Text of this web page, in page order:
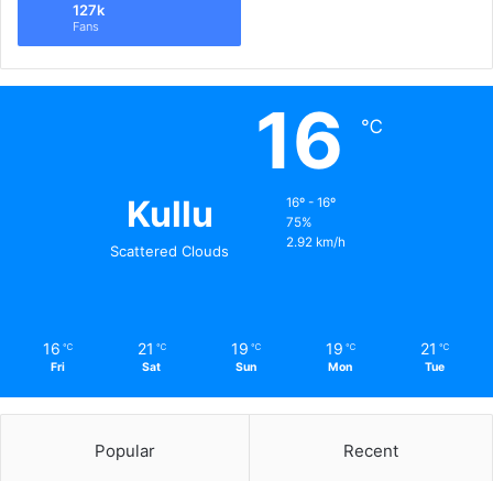
127k
Fans
Kullu
Scattered Clouds
16 ℃
16º - 16º
75%
2.92 km/h
16 ℃
Fri
21 ℃
Sat
19 ℃
Sun
19 ℃
Mon
21 ℃
Tue
Popular Recent